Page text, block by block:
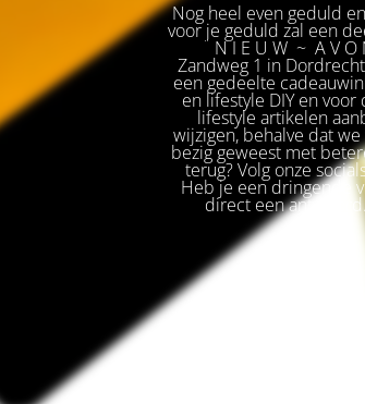
Nog heel even geduld
voor je geduld zal een
🌟 N I E U W ~ A V O
Zandweg 1 in
een gedeelte
en lifestyle DIY en
lifestyle artikelen
wijzigen, behalve dat
bezig geweest met
terug? Volg onze
Heb je een dringende
direct een